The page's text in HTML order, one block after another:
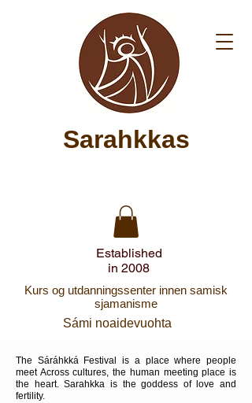
Sarahkkas
Kurs og utdanningssenter innen samisk
sjamanisme
Established
in 2008
Sámi noaidevuohta
The Sáráhkká Festival is a place where people
meet Across cultures, the human meeting place is
the heart. Sarahkka is the goddess of love and
fertility.